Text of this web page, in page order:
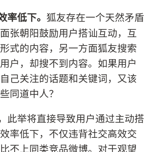
率低下。 狐友存在一个天然矛盾
张朝阳鼓励用户搭讪互动，互
式的内容，另一方面狐友搜索
户，却搜不到内容。如果用户
己关注的话题和关键词，又该
同道中人？
此举将直接导致用户通过主动搭
率低下，不仅违背社交高效交
不上同类竞品微博。对于观望